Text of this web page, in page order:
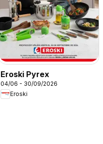
Eroski Pyrex
04/06 - 30/09/2026
Eroski